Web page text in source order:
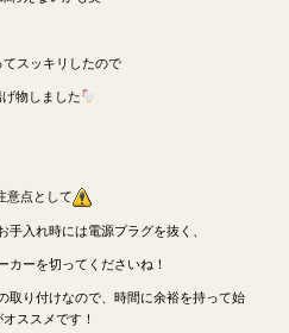
スッキリしたので
物しました
意点として
手入れ時には電源プラグを抜く、
カーを切ってくださいね！
取り付けなので、時間に余裕を持って始
ススメです！